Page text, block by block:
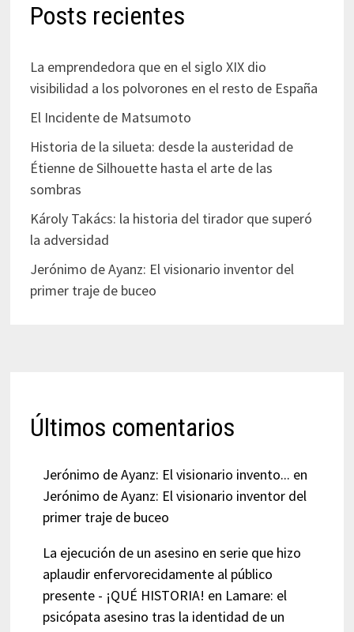
Posts recientes
La emprendedora que en el siglo XIX dio
visibilidad a los polvorones en el resto de España
El Incidente de Matsumoto
Historia de la silueta: desde la austeridad de
Étienne de Silhouette hasta el arte de las
sombras
Károly Takács: la historia del tirador que superó
la adversidad
Jerónimo de Ayanz: El visionario inventor del
primer traje de buceo
Últimos comentarios
Jerónimo de Ayanz: El visionario invento... en
Jerónimo de Ayanz: El visionario inventor del
primer traje de buceo
La ejecución de un asesino en serie que hizo
aplaudir enfervorecidamente al público
presente - ¡QUÉ HISTORIA! en Lamare: el
psicópata asesino tras la identidad de un